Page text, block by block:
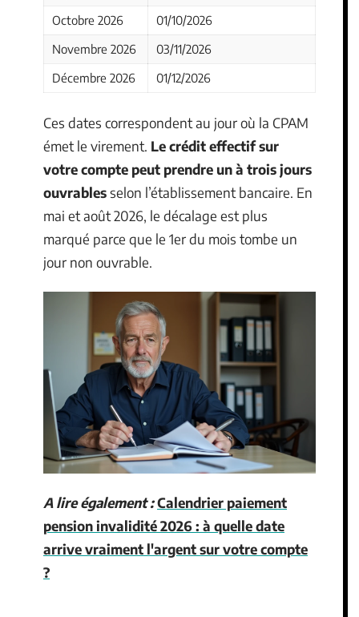
Octobre 2026
01/10/2026
Novembre 2026
03/11/2026
Décembre 2026
01/12/2026
Ces dates correspondent au jour où la CPAM
émet le virement. Le crédit effectif sur
votre compte peut prendre un à trois jours
ouvrablesselon l’établissement bancaire. En
mai et août 2026, le décalage est plus
marqué parce que le 1er du mois tombe un
jour non ouvrable.
A lire également :Calendrier paiement
pension invalidité 2026 : à quelle date
arrive vraiment l'argent sur votre compte
?